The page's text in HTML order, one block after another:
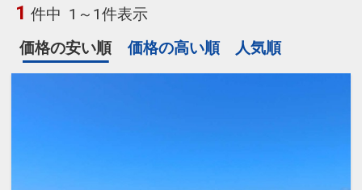
1 件中 1～1件表示
価格の安い順
価格の高い順 人気順